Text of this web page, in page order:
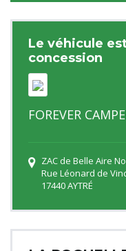
Le véhicule
concession
FOREVER
ZAC de Belle Aire
Rue Léonard de
17440 AYTRÉ